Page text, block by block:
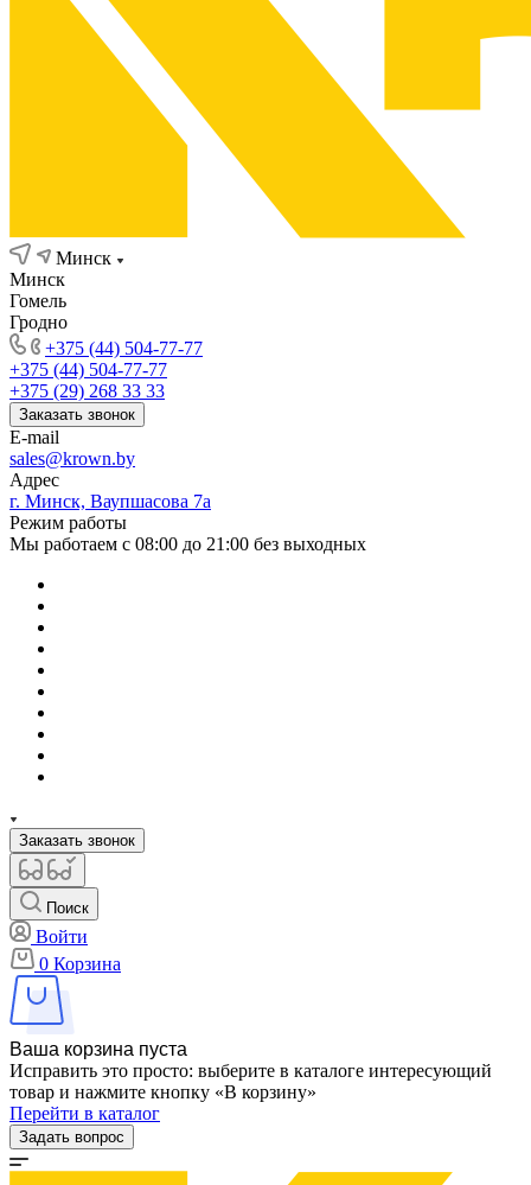
Минск
Минск
Гомель
Гродно
+375 (44) 504-77-77
+375 (44) 504-77-77
+375 (29) 268 33 33
Заказать звонок
E-mail
sales@krown.by
Адрес
г. Минск, Ваупшасова 7а
Режим работы
Мы работаем с 08:00 до 21:00 без выходных
Заказать звонок
Поиск
Войти
0 Корзина
Ваша корзина пуста
Исправить это просто: выберите в каталоге интересующий
товар и нажмите кнопку «В корзину»
Перейти в каталог
Задать вопрос